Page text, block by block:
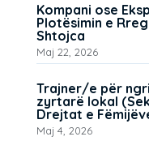
Kompani ose
Plotësimin e
Shtojca
Maj 22, 2026
Trajner/e për
zyrtarë lokal
Drejtat e
Maj 4, 2026